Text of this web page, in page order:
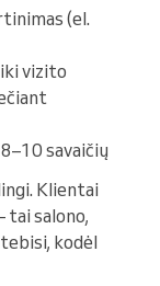
(el.
vizito
savaičių
Klientai
tai salono,
kodėl